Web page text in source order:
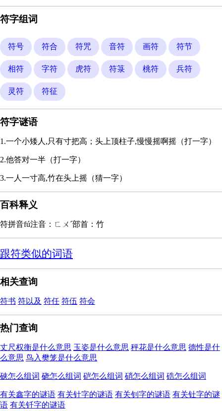
符字组词
符号 符合 符咒 音符 画符 符节
相符 字符 虎符 符箓 桃符 兵符
灵符 符征
符字谜语
1.一个小矮人,只有寸把高；头上顶柱子,慢慢摇啊摇（打一字）
2.他答对一半（打一字）
3.一人一寸高,竹在头上摇（猜一字）
百科释义
符拼音fú注音：ㄈㄨˊ部首：竹
跟符类似的词语
相关查询
符书 符以及 符任 符伍 符会
热门查询
丈尺权衡是什么意思 玉姿是什么意思 秤花是什么意思 德性是什
么意思 鸟入樊笼是什么意思
硖怎么组词 硗怎么组词 硙怎么组词 硝怎么组词 硞怎么组词
有关鑫字的谜语 有关针字的谜语 有关钊字的谜语 有关钍字的谜
语 有关钎字的谜语